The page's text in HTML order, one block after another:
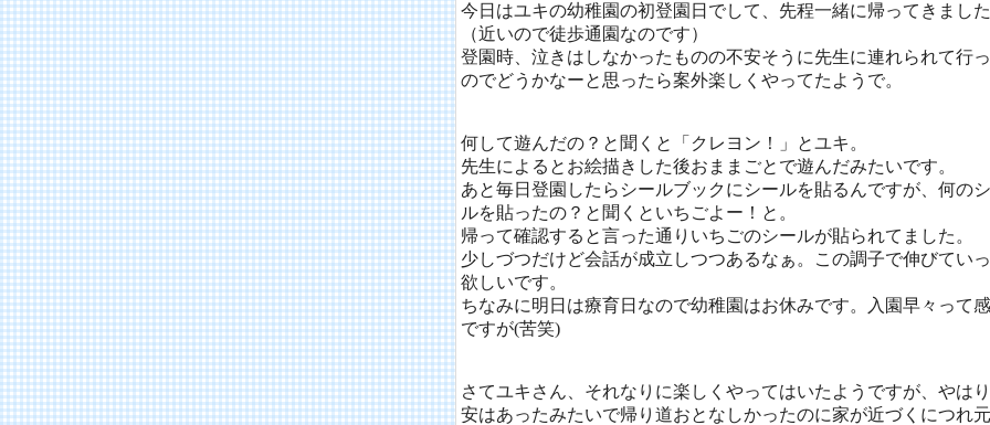
今日はユキの幼稚園の初登園日でして、先程一緒に帰ってきました
（近いので徒歩通園なのです）
登園時、泣きはしなかったものの不安そうに先生に連れられて行
のでどうかなーと思ったら案外楽しくやってたようで。
何して遊んだの？と聞くと「クレヨン！」とユキ。
先生によるとお絵描きした後おままごとで遊んだみたいです。
あと毎日登園したらシールブックにシールを貼るんですが、何の
ルを貼ったの？と聞くといちごよー！と。
帰って確認すると言った通りいちごのシールが貼られてました。
少しづつだけど会話が成立しつつあるなぁ。この調子で伸びてい
欲しいです。
ちなみに明日は療育日なので幼稚園はお休みです。入園早々って
ですが(苦笑)
さてユキさん、それなりに楽しくやってはいたようですが、やは
安はあったみたいで帰り道おとなしかったのに家が近づくにつれ